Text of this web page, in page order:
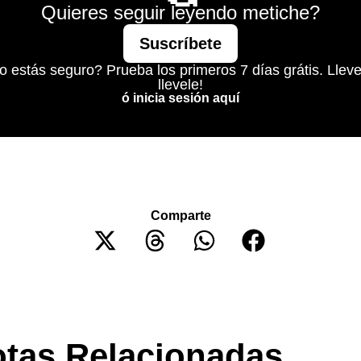
Quieres seguir leyendo metiche?
Suscríbete
estás seguro? Prueba los primeros 7 días grátis.
llevele!
ó inicia sesión aquí
Comparte